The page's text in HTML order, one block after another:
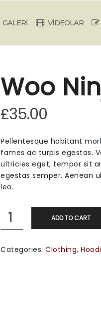
GALERİ VİDEOLAR
Woo
£35.00
Pellentesque habitant
fames ac turpis egestas.
ultricies eget, tempor sit
egestas semper. Aenean
leo.
Woo
Ninja
ADD TO CART
Categories:Clothing,